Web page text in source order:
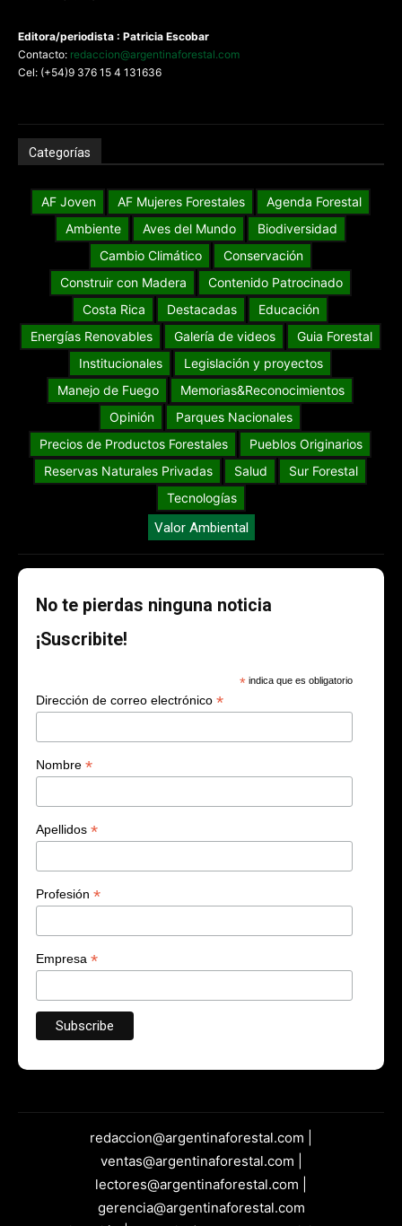
Grupo MisionesOnline.ComSA
Tel: +54 (0376) 4425800
Contacto:redaccion@argentinaforestal.com
Cel: (+54)9 376 15 4 131636
Categorías
AF Joven AF Mujeres Forestales
Agenda Forestal
Ambiente
Aves del Mundo
Biodiversidad
Cambio Climático
Conservación
Construir con Madera
Contenido Patrocinado
Costa Rica
Destacadas
Educación
Energías Renovables
Galería de videos
Guia Forestal
Institucionales
Legislación y proyectos
Manejo de Fuego
Memorias&Reconocimientos
Parques Nacionales
Precios de Productos Forestales
Pueblos Originarios
Reservas Naturales Privadas
Salud
Tecnologías
Valor Ambiental
No te pierdas ninguna noticia
¡Suscribite!
Dirección de correo electrónico*
Nombre*
Apellidos*
Profesión*
Empresa*
redaccion@argentinaforestal.com |